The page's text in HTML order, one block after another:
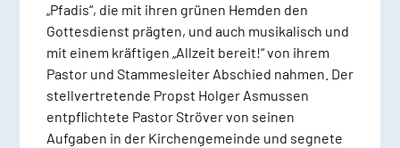
„Pfadis“, die mit ihren grünen Hemden den
Gottesdienst prägten, und auch musikalisch und
mit einem kräftigen „Allzeit bereit!“ von ihrem
Pastor und Stammesleiter Abschied nahmen. Der
stellvertretende Propst Holger Asmussen
entpflichtete Pastor Ströver von seinen
Aufgaben in der Kirchengemeinde und segnete